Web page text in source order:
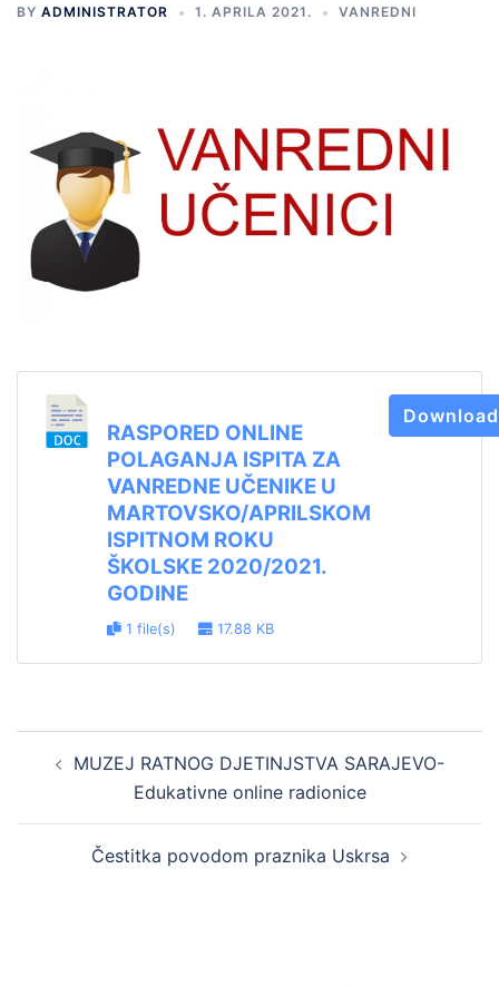
BY ADMINISTRATOR 1. APRILA 2021. VANREDNI
RASPORED ONLINE
POLAGANJA ISPITA ZA
VANREDNE UČENIKE U
MARTOVSKO/APRILSKOM
ISPITNOM ROKU
ŠKOLSKE 2020/2021.
GODINE
1 file(s) 17.88 KB
Download
navigation
MUZEJ RATNOG DJETINJSTVA SARAJEVO-
Edukativne online radionice
Čestitka povodom praznika Uskrsa